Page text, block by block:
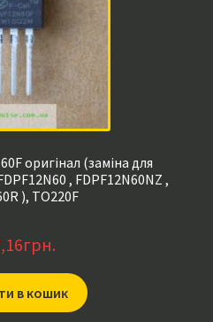
оригінал (заміна для
, FDPF12N60NZ ,
), TO220F
грн.
в кошик